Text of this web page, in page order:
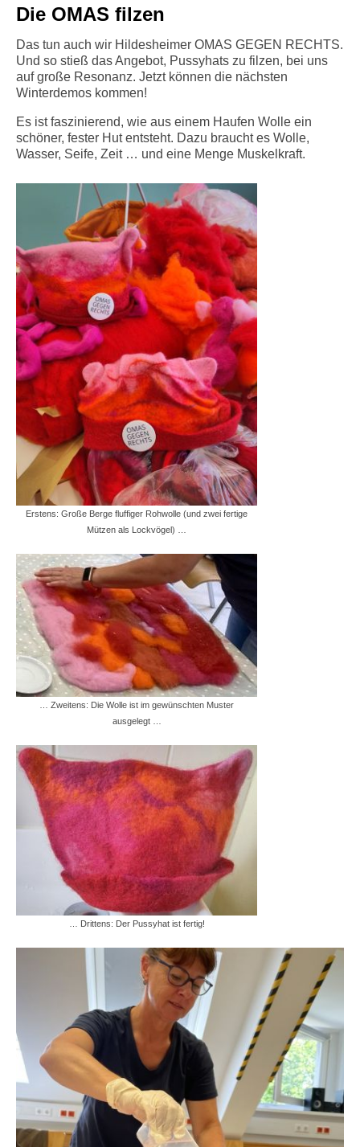
Die OMAS filzen
Das tun auch wir Hildesheimer OMAS GEGEN RECHTS.
Und so stieß das Angebot, Pussyhats zu filzen, bei uns
auf große Resonanz. Jetzt können die nächsten
Winterdemos kommen!
Es ist faszinierend, wie aus einem Haufen Wolle ein
schöner, fester Hut entsteht. Dazu braucht es Wolle,
Wasser, Seife, Zeit … und eine Menge Muskelkraft.
Erstens: Große Berge fluffiger Rohwolle (und zwei fertige
Mützen als Lockvögel) …
… Zweitens: Die Wolle ist im gewünschten Muster
ausgelegt …
… Drittens: Der Pussyhat ist fertig!